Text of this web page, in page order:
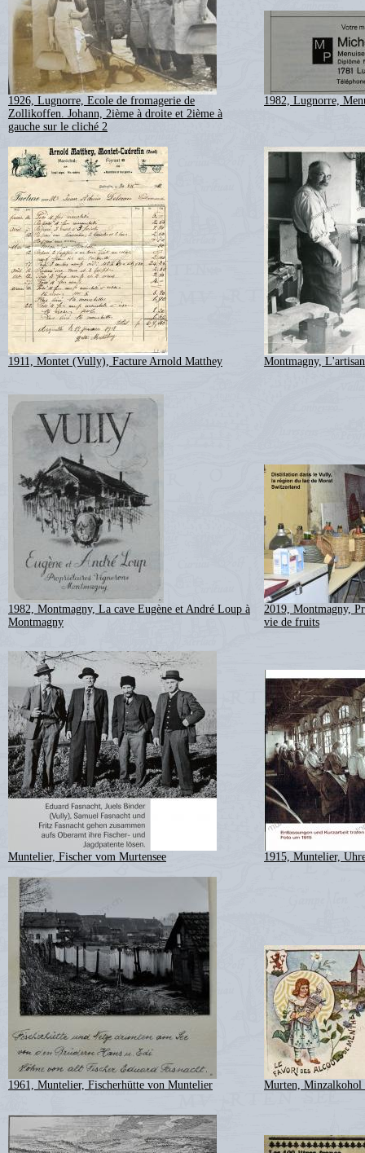
1926, Lugnorre, Ecole de fromagerie de
Zollikoffen. Johann, 2ième à droite et 2ième à
gauche sur le cliché 2
1982, Lugnorre,
1911, Montet (Vully), Facture Arnold Matthey Montmagny,
1982, Montmagny, La cave Eugène et André Loup à
Montmagny
2019, Montmagny,
vie de fruits
Muntelier, Fischer vom Murtensee 1915, Muntelier,
1961, Muntelier, Fischerhütte von Muntelier Murten, Minzalkohol